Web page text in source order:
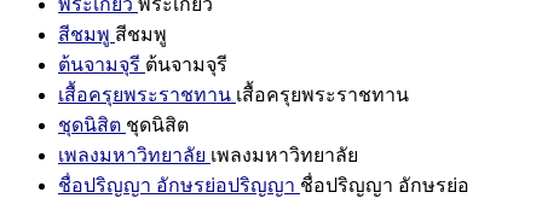
พระเกี้ยว พระเกี้ยว
สีชมพู สีชมพู
ต้นจามจุรี ต้นจามจุรี
เสื้อครุยพระราชทาน เสื้อครุยพระราชทาน
ชุดนิสิต ชุดนิสิต
เพลงมหาวิทยาลัย เพลงมหาวิทยาลัย
ชื่อปริญญา อักษรย่อปริญญา ชื่อปริญญา อักษรย่อ